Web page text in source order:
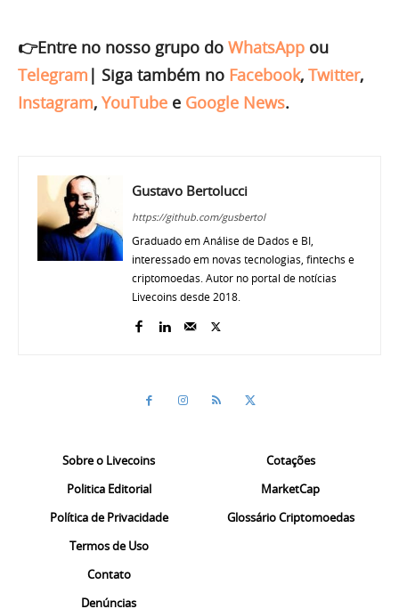
👉Entre no nosso grupo do WhatsApp ou
Telegram | Siga também no Facebook, Twitter,
Instagram, YouTube e Google News.
Gustavo Bertolucci
https://github.com/gusbertol
Graduado em Análise de Dados e BI,
interessado em novas tecnologias, fintechs e
criptomoedas. Autor no portal de notícias
Livecoins desde 2018.
Sobre o Livecoins
Politica Editorial
Política de Privacidade
Termos de Uso
Contato
Denúncias
Cotações
MarketCap
Glossário Criptomoedas